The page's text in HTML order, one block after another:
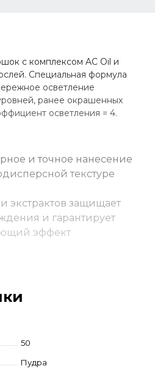
с комплексом AC Oil и
Специальная формула
осветление
ранее окрашенных
осветления = 4.
и точное нанесение
текстуре
экстрактов защищает
и гарантирует
эффект
смешать с 60 г Oxi-Cream
50
Пудра